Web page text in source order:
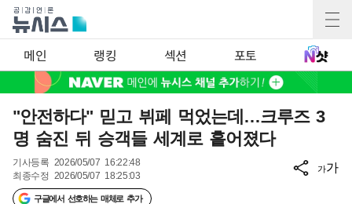
메인 랭킹 섹션 포토
"안전하다" 믿고 뷔페 먹었는데…크루즈 3
명 숨진 뒤 승객들 세계로 흩어졌다
기사등록 2026/05/07 16:22:48
최종수정 2026/05/07 18:25:03
구글에서 선호하는 매체로 추가
가가